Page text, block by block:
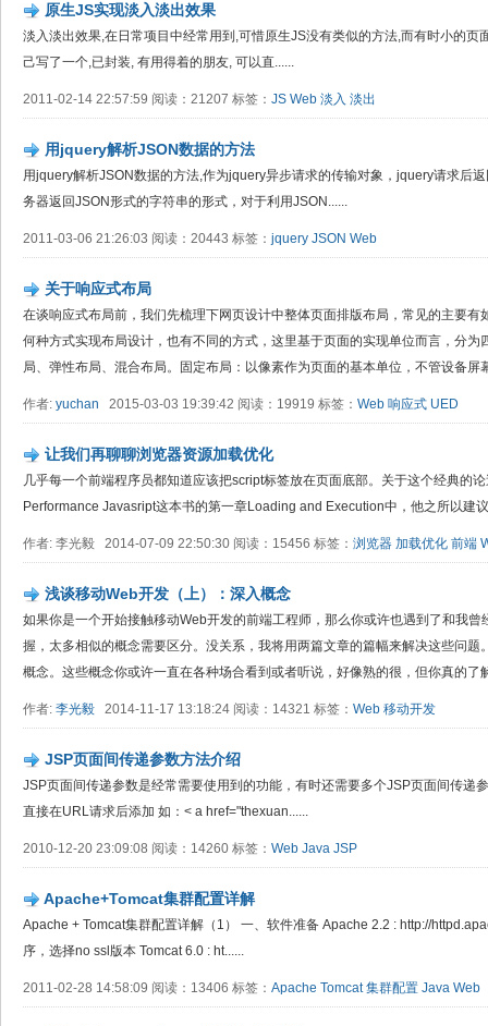
原生JS实现淡入淡出效果
淡入淡出效果,在日常项目中经常用到,可惜原生JS没有类似的方法,而有时小的页
己写了一个,已封装, 有用得着的朋友, 可以直......
2011-02-14 22:57:59 阅读：21207 标签： JS Web 淡入 淡出
用jquery解析JSON数据的方法
用jquery解析JSON数据的方法,作为jquery异步请求的传输对象，jquery请求后
务器返回JSON形式的字符串的形式，对于利用JSON......
2011-03-06 21:26:03 阅读：20443 标签： jquery JSON Web
关于响应式布局
在谈响应式布局前，我们先梳理下网页设计中整体页面排版布局，常见的主要有
何种方式实现布局设计，也有不同的方式，这里基于页面的实现单位而言，分为
局、弹性布局、混合布局。固定布局：以像素作为页面的基本单位，不管设备屏
作者: yuchan 2015-03-03 19:39:42 阅读：19919 标签： Web 响应式 UED
让我们再聊聊浏览器资源加载优化
几乎每一个前端程序员都知道应该把script标签放在页面底部。关于这个经典的
Performance Javasript这本书的第一章Loading and Execution中，他之所以建
作者: 李光毅 2014-07-09 22:50:30 阅读：15456 标签： 浏览器 加载优化 前端
浅谈移动Web开发（上）：深入概念
如果你是一个开始接触移动Web开发的前端工程师，那么你或许也遇到了和我
握，太多相似的概念需要区分。没关系，我将用两篇文章的篇幅来解决这些问
概念。这些概念你或许一直在各种场合看到或者听说，好像熟的很，但你真的了
作者: 李光毅 2014-11-17 13:18:24 阅读：14321 标签： Web 移动开发
JSP页面间传递参数方法介绍
JSP页面间传递参数是经常需要使用到的功能，有时还需要多个JSP页面间传递
直接在URL请求后添加 如：< a href="thexuan......
2010-12-20 23:09:08 阅读：14260 标签： Web Java JSP
Apache+Tomcat集群配置详解
Apache + Tomcat集群配置详解（1） 一、软件准备 Apache 2.2 : http://
序，选择no ssl版本 Tomcat 6.0 : ht......
2011-02-28 14:58:09 阅读：13406 标签： Apache Tomcat 集群配置 Java Web